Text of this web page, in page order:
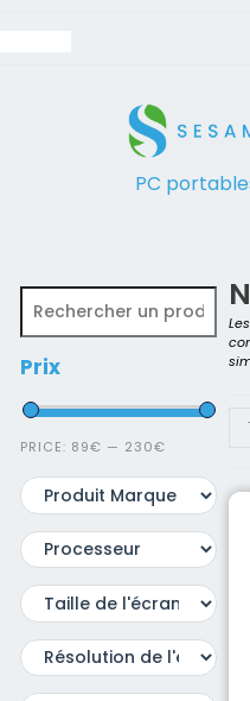
PC
Prix
PRICE: 89€ — 230€